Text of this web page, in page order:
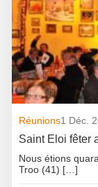
Réunions1 Déc.
Saint Eloi fêter
Nous étions
Troo (41) […]